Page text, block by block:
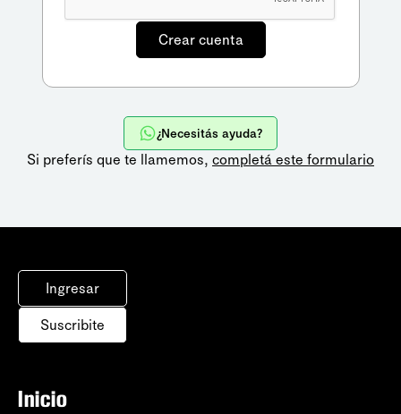
¿Necesitás ayuda?
Si preferís que te llamemos, completá este formulario
Ingresar
Suscribite
Inicio